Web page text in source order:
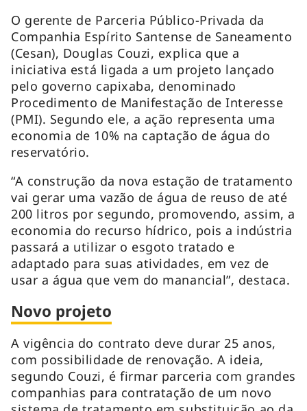
O gerente de Parceria Público-Privada da
Companhia Espírito Santense de Saneamento
(Cesan), Douglas Couzi, explica que a
iniciativa está ligada a um projeto lançado
pelo governo capixaba, denominado
Procedimento de Manifestação de Interesse
(PMI). Segundo ele, a ação representa uma
economia de 10% na captação de água do
reservatório.
“A construção da nova estação de tratamento
vai gerar uma vazão de água de reuso de até
200 litros por segundo, promovendo, assim, a
economia do recurso hídrico, pois a indústria
passará a utilizar o esgoto tratado e
adaptado para suas atividades, em vez de
usar a água que vem do manancial”, destaca.
Novo projeto
A vigência do contrato deve durar 25 anos,
com possibilidade de renovação. A ideia,
segundo Couzi, é firmar parceria com grandes
companhias para contratação de um novo